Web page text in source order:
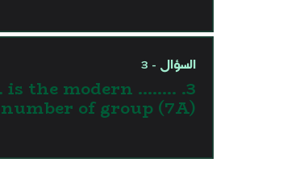
السؤال - 3
is the modern
number of group (7A).